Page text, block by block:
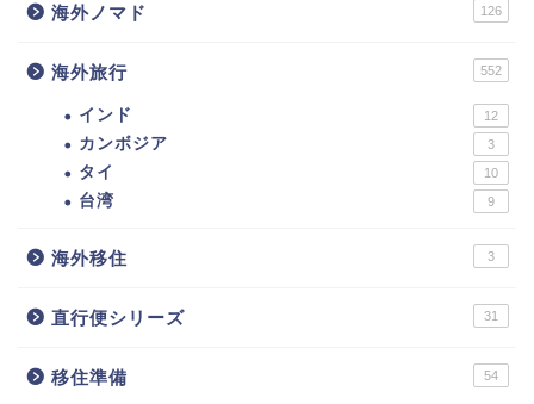
海外ノマド 126
海外旅行 552
インド 12
カンボジア 3
タイ 10
台湾 9
海外移住 3
直行便シリーズ 31
移住準備 54